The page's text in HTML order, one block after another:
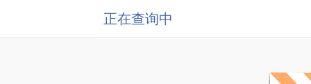
正在查询中